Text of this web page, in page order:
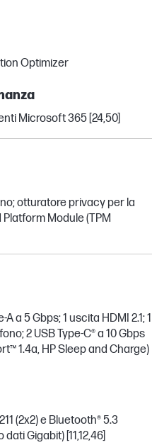
Optimizer
Microsoft 365 [24,50]
otturatore privacy per la
Module (TPM
A a 5 Gbps; 1 uscita HDMI 2.1; 1
2 USB Type-C® a 10 Gbps
1.4a, HP Sleep and Charge)
(2x2) e Bluetooth® 5.3
Gigabit) [11,12,46]